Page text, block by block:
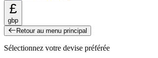
£
gbp
Retour au menu principal
Sélectionnez votre devise préférée